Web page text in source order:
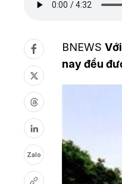
Zalo
BNEWS
nay đều